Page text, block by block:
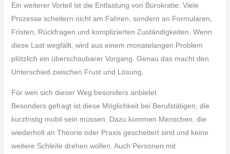
Ein weiterer Vorteil ist die Entlastung von Bürokratie. Viele
Prozesse scheitern nicht am Fahren, sondern an Formularen,
Fristen, Rückfragen und komplizierten Zuständigkeiten. Wenn
diese Last wegfällt, wird aus einem monatelangen Problem
plötzlich ein überschaubarer Vorgang. Genau das macht den
Unterschied zwischen Frust und Lösung.
Für wen sich dieser Weg besonders anbietet
Besonders gefragt ist diese Möglichkeit bei Berufstätigen, die
kurzfristig mobil sein müssen. Dazu kommen Menschen, die
wiederholt an Theorie oder Praxis gescheitert sind und keine
weitere Schleife drehen wollen. Auch Personen mit